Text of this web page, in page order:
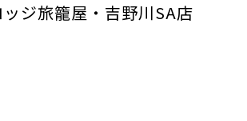
ジ旅籠屋・吉野川SA店